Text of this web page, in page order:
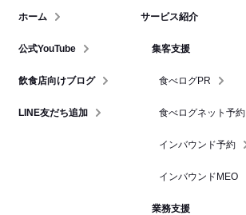
ホーム
公式YouTube
飲食店向けブログ
LINE友だち追加
サービス紹介
集客支援
食べログPR
食べログネット予約
インバウンド予約
インバウンドMEO
業務支援